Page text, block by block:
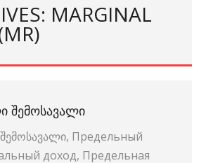
MARGINAL
ᲨᲔᲛᲝᲡᲐᲕᲐᲚᲘ
Предельный
доход, Предельная